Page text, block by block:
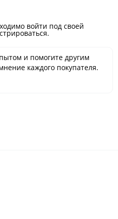
войти под своей
и помогите другим
каждого покупателя.